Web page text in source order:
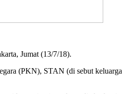
Jumat (13/7/18).
(PKN), STAN (di sebut keluarga